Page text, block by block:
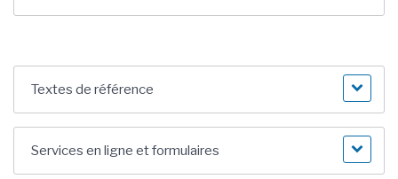
Textes de référence
Services en ligne et formulaires